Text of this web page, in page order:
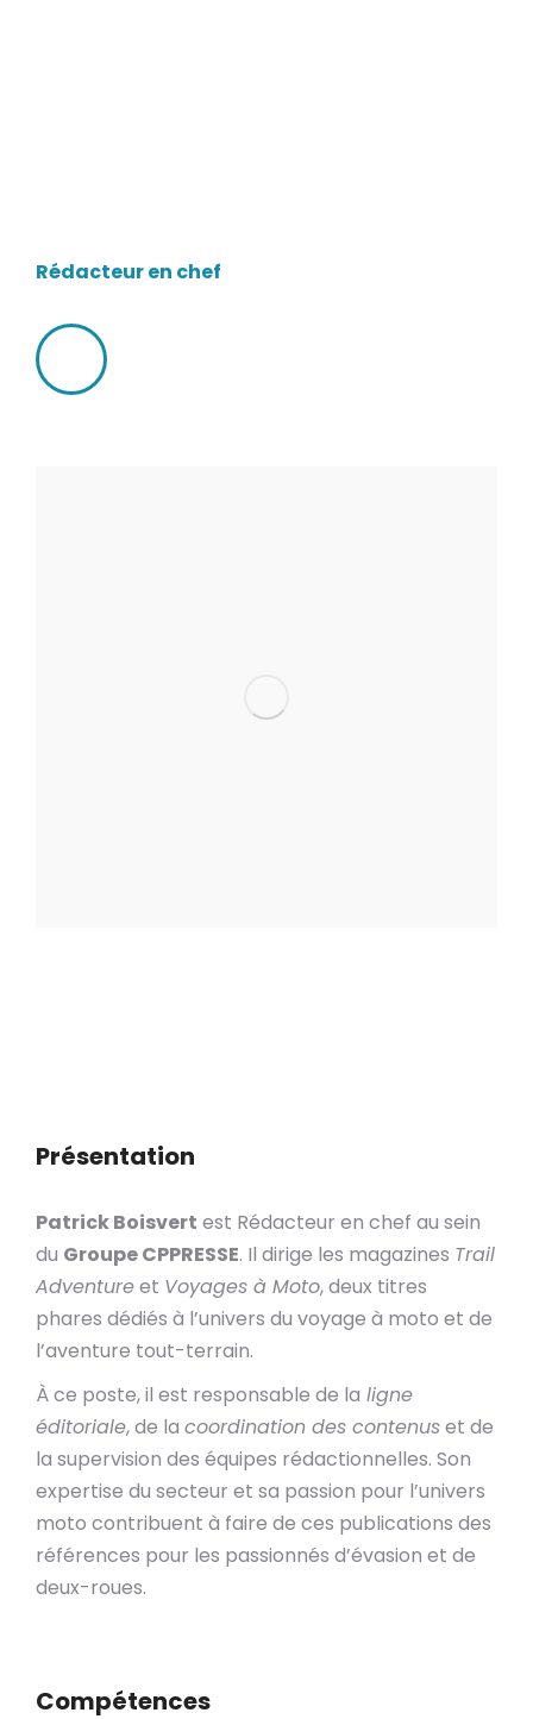
Rédacteur en chef
LinkedIn
Présentation
Patrick Boisvert est Rédacteur en chef au sein
du Groupe CPPRESSE. Il dirige les magazines Trail
Adventureet Voyages à Moto, deux titres
phares dédiés à l’univers du voyage à moto et de
l’aventure tout-terrain.
À ce poste, il est responsable de la ligne
éditoriale, de la coordination des contenuset de
la supervision des équipes rédactionnelles. Son
expertise du secteur et sa passion pour l’univers
moto contribuent à faire de ces publications des
références pour les passionnés d’évasion et de
deux-roues.
Compétences